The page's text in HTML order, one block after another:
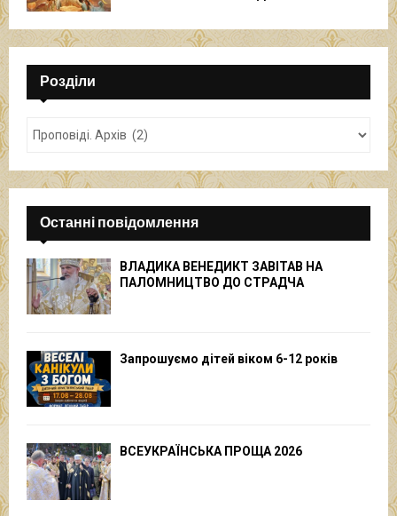
Розділи
Останні повідомлення
ВЛАДИКА ВЕНЕДИКТ ЗАВІТАВ НА
ПАЛОМНИЦТВО ДО СТРАДЧА
Запрошуємо дітей віком 6-12 років
ВСЕУКРАЇНСЬКА ПРОЩА 2026